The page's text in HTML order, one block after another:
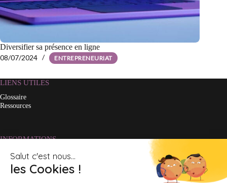
Diversifier sa présence en ligne
08/07/2024
ENTREPRENEURIAT
LIENS UTILES
Glossaire
Ressources
INFORMATIONS
À propos
Contact
Mentions légales